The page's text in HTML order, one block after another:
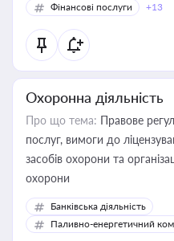
Фінансові послуги
+13
Охоронна діяльність
Про що тема: Правове
послуг, вимоги до
засобів охорони та
охорони
Банківська діяльність
Паливно-енергетичний